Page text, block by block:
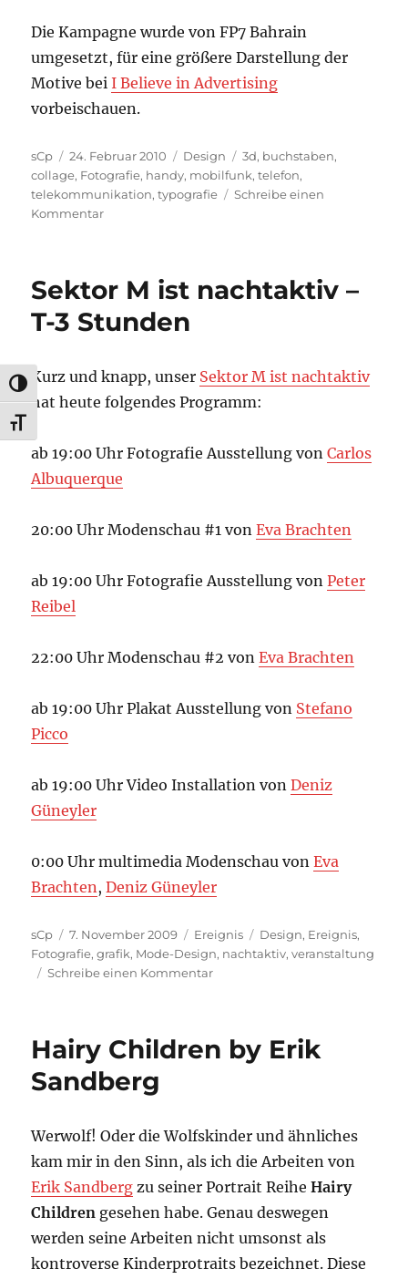
UMSCHALTEN AUF HOHE KONTRASTE
SCHRIFT VERGRÖSSERN
Die Kampagne wurde von FP7 Bahrain
umgesetzt, für eine größere Darstellung der
Motive beiI Believe in Advertising
vorbeischauen.
Autor
sCp
Veröffentlicht
am
24. Februar 2010 Kategorien
Design Schlagwörter
3d, buchstaben,
collage, Fotografie, handy, mobilfunk,telefon,
telekommunikation,typografie
Schreibe einen
Kommentarzu
Sektor M ist nachtaktiv –
T-3 Stunden
Kurz und knapp, unser Sektor M ist nachtaktiv
hat heute folgendes Programm:
ab 19:00 Uhr Fotografie Ausstellung vonCarlos
Albuquerque
20:00 Uhr Modenschau #1 vonEva Brachten
ab 19:00 Uhr Fotografie Ausstellung vonPeter
Reibel
22:00 Uhr Modenschau #2 vonEva Brachten
ab 19:00 Uhr Plakat Ausstellung von Stefano
Picco
ab 19:00 Uhr Video Installation vonDeniz
Güneyler
0:00 Uhr multimedia Modenschau vonEva
Brachten ,Deniz Güneyler
Autor
sCp
Veröffentlicht
am
7. November 2009 Kategorien
Ereignis Schlagwörter
Design, Ereignis,
Fotografie,grafik, Mode-Design, nachtaktiv,veranstaltung
Schreibe einen Kommentarzu
nachtaktiv
Hairy Children by Erik
Sandberg
Werwolf! Oder die Wolfskinder und ähnliches
kam mir in den Sinn, als ich die Arbeiten von
Erik Sandberg zu seiner Portrait ReiheHairy
Children gesehen habe. Genau deswegen
werden seine Arbeiten nicht umsonst als
kontroverse Kinderprotraits bezeichnet. Diese